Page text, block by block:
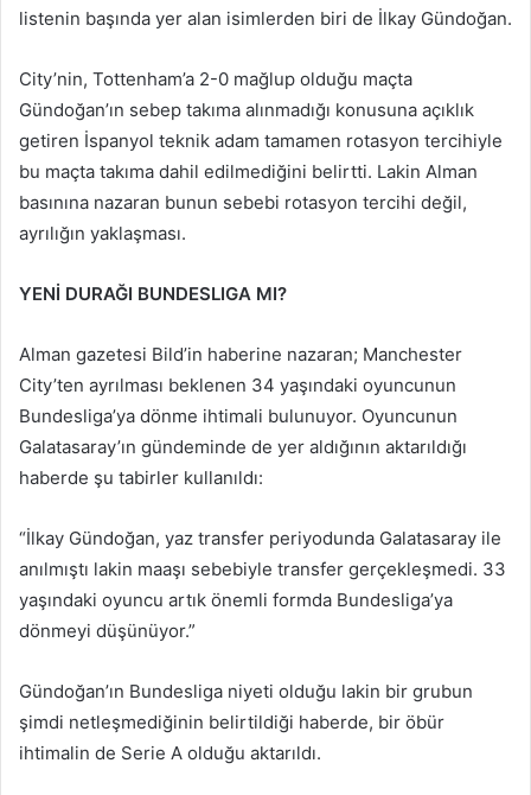
listenin başında yer alan isimlerden biri de İlkay Gündoğan.
City’nin, Tottenham’a 2-0 mağlup olduğu maçta
Gündoğan’ın sebep takıma alınmadığı konusuna açıklık
getiren İspanyol teknik adam tamamen rotasyon tercihiyle
bu maçta takıma dahil edilmediğini belirtti. Lakin Alman
basınına nazaran bunun sebebi rotasyon tercihi değil,
ayrılığın yaklaşması.
YENİ DURAĞI BUNDESLIGA MI?
Alman gazetesi Bild’in haberine nazaran; Manchester
City’ten ayrılması beklenen 34 yaşındaki oyuncunun
Bundesliga’ya dönme ihtimali bulunuyor. Oyuncunun
Galatasaray’ın gündeminde de yer aldığının aktarıldığı
haberde şu tabirler kullanıldı:
“İlkay Gündoğan, yaz transfer periyodunda Galatasaray ile
anılmıştı lakin maaşı sebebiyle transfer gerçekleşmedi. 33
yaşındaki oyuncu artık önemli formda Bundesliga’ya
dönmeyi düşünüyor.”
Gündoğan’ın Bundesliga niyeti olduğu lakin bir grubun
şimdi netleşmediğinin belirtildiği haberde, bir öbür
ihtimalin de Serie A olduğu aktarıldı.